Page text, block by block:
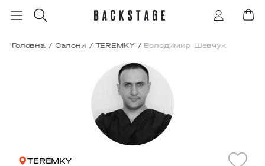
Головна / Салони / TEREMKY / Володимир Шевчук
TEREMKY